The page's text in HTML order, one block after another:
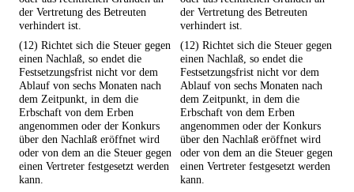
der Vertretung des Betreuten
verhindert ist.
der Vertretung des Betreuten
verhindert ist.
(12) Richtet sich die Steuer gegen
einen Nachlaß, so endet die
Festsetzungsfrist nicht vor dem
Ablauf von sechs Monaten nach
dem Zeitpunkt, in dem die
Erbschaft von dem Erben
angenommen oder der Konkurs
über den Nachlaß eröffnet wird
oder von dem an die Steuer gegen
einen Vertreter festgesetzt werden
kann.
(12) Richtet sich die Steuer gegen
einen Nachlaß, so endet die
Festsetzungsfrist nicht vor dem
Ablauf von sechs Monaten nach
dem Zeitpunkt, in dem die
Erbschaft von dem Erben
angenommen oder der Konkurs
über den Nachlaß eröffnet wird
oder von dem an die Steuer gegen
einen Vertreter festgesetzt werden
kann.